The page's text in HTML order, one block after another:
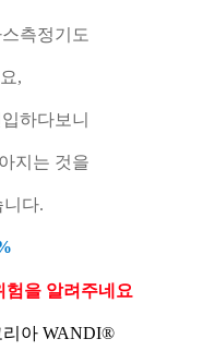
측정기도
,
하다보니
지는 것을
니다.
험을 알려주네요